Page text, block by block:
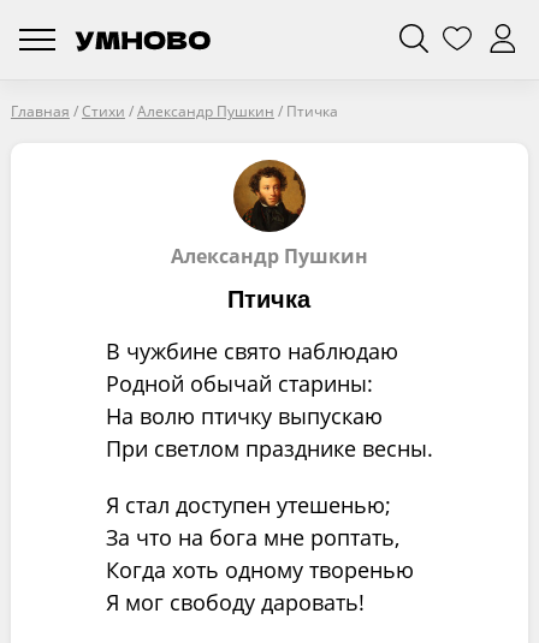
Главная /Стихи /Александр Пушкин / Птичка
Александр Пушкин
Птичка
В чужбине свято наблюдаю
Родной обычай старины:
На волю птичку выпускаю
При светлом празднике весны.
Я стал доступен утешенью;
За что на бога мне роптать,
Когда хоть одному творенью
Я мог свободу даровать!